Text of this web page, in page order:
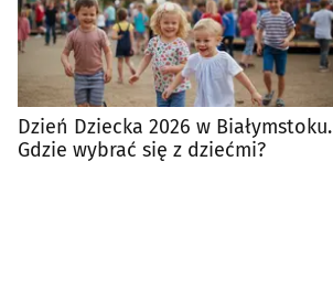
Dzień Dziecka 2026 w Białymstoku.
Gdzie wybrać się z dziećmi?